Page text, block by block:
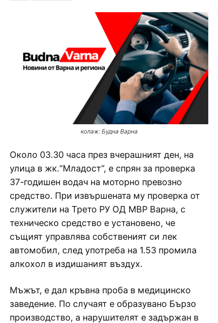
колаж: Будна Варна
Около 03.30 часа през вчерашният ден, на
улица в жк.“Младост“, е спрян за проверка
37-годишен водач на моторно превозно
средство. При извършената му проверка от
служители на Трето РУ ОД МВР Варна, с
техническо средство е установено, че
същият управлява собственият си лек
автомобил, след употреба на 1.53 промила
алкохол в издишаният въздух.
Мъжът, е дал кръвна проба в медицинско
заведение. По случаят е образувано Бързо
производство, а нарушителят е задържан в